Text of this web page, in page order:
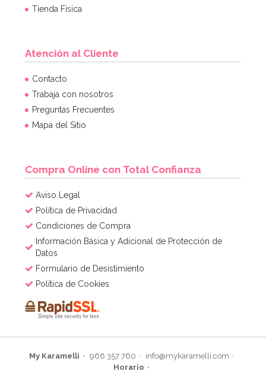
Tienda Física
Atención al Cliente
Contacto
Trabaja con nosotros
Preguntas Frecuentes
Mapa del Sitio
Compra Online con Total Confianza
Aviso Legal
Política de Privacidad
Condiciones de Compra
Información Básica y Adicional de Protección de
Datos
Formulario de Desistimiento
Política de Cookies
My Karamelli 966 357 760
info@mykaramelli.com
Horario